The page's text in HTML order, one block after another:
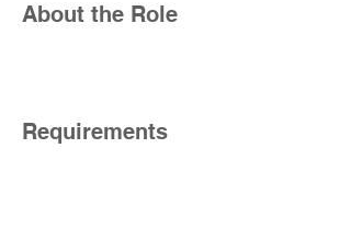
About the Role
Requirements